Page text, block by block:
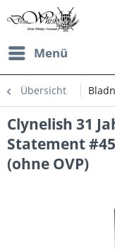
Menü
Übersicht
Clynelish 31
Statement
(ohne OVP)